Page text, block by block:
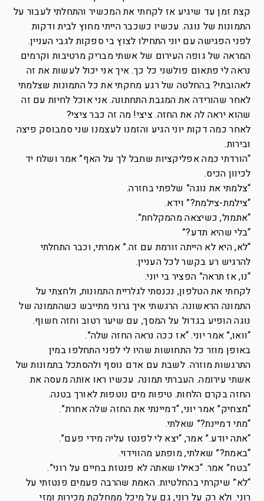
קצת זמן עד שיגיע אז לקחתי את המכשיר והתחלתי לעבור על
התמונות של נוגה. עכשיו כשכבר הייתי מחוץ לבית ודקות
לפני הפגישה עם יוני התחילו לצוץ בי ספקות לגבי העניין.
המראה של גופה העירום של אשתי מבריק מרטיבות וקרמים
נראה לי פתאום פולשני כל כך. איך אני יכול לעשות את זה
לאהובתי? בהחלטה של רגע מחקתי את כל התמונות שצלמתי
לאחר שהורידה את המגבת התחתונה. אני אוכל לחיות עם זה
שהוא יראה לה את החזה. ציצי! מה זה כבר ציצי?
לאחר כמה דקות יוני הגיע והזמנו לעצמנו שני סמבוסק פיצה
ובירות.
“הורדתי כמה אפליקציות שחבל לך על האף” אמר ושלח יד
לכיוון הכיס.
“צלמתי את נוגה” שלפתי בחזרה.
“צילמת-צילמת?” וידא.
“אתמול, כשיצאה מהמקלחת”.
“בלי שהיא תדע?”
“לא, היא לא הייתה זורמת עם זה.” אמרתי, וכבר התחלתי
להרגיש רע בקשר לכל העניין.
“נו, אז תראה” הפציר בי יוני.
לקחתי את הטלפון, נכנסתי לגלריית התמונות, ולחצתי על
התמונה הראשונה. הרגשתי איך גרוני מתייבש כשהתמונה של
נוגה הופיע בגדול על המסך, עם שיער רטוב וחזה חשוף.
“וואו,” אמר יוני. “אז ככה נראה החזה שלה”.
באופן מוזר כל התחושות שהיו לי לפני התחלפו במין
התרגשות מוזרה. לשבת עם אדם נוסף ולהסתכל בתמונות של
אשתי עירומה. העברתי תמונה. עכשיו ראו אותה מעסה את
החזה בקרם הלחות. טיפות מים נוטפות לאורך בטנה.
“מצחיק” אמר יוני, “דמיינתי את החזה שלה אחרת”.
“מתי דמיינת?” שאלתי.
“אתה יודע.” אמר, “יצא לי לפנטז עליה מידי פעם”.
“באמת?” שאלתי, מופתע מהווידוי.
“בטח” אמר. “כאילו שאתה לא פנטזת בחיים על רוני”.
“לא” שיקרתי בהחלטיות. האמת שהרבה פעמים פנטזתי על
רוני. ולא רק על רוני, גם על מיכל ממחלקת מכירות ומזי